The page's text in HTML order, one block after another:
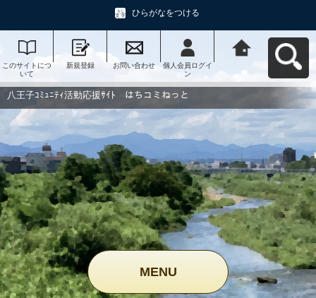
ひらがなをつける
このサイトにつ
いて
新規登録 お問い合わせ
個人会員ログイ
ン
動応援ｻｲﾄ はち
コミねっとへ戻
八王子ｺﾐｭﾆﾃｨ活動応援ｻｲﾄ はちコミねっと
MENU